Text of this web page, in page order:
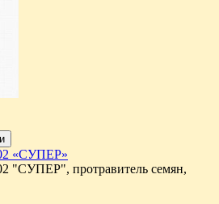
«СУПЕР»
"СУПЕР", протравитель семян,